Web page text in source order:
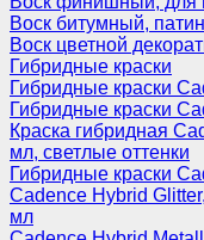
Воск битумный,
Воск цветной
Гибридные краски
Гибридные краски
Гибридные краски
Краска гибридная
мл, светлые оттенки
Гибридные краски
Cadence Hybrid
мл